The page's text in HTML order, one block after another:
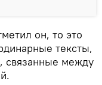
он, то это
тексты,
связанные между